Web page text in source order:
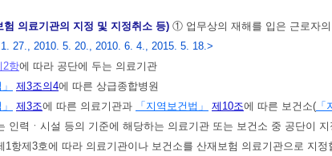
험 의료기관의 지정 및 지정취소 등) ① 업무상의 재해를 입은 근로자의
27., 2010. 5. 20., 2010. 6. 4., 2015. 5. 18.>
2항에 따라 공단에 두는 의료기관
제3조의4에 따른 상급종합병원
제3조에 따른 의료기관과 「지역보건법」 제10조에 따른 보건소(
인력ㆍ시설 등의 기준에 해당하는 의료기관 또는 보건소 중 공단이
항제3호에 따라 의료기관이나 보건소를 산재보험 의료기관으로 지